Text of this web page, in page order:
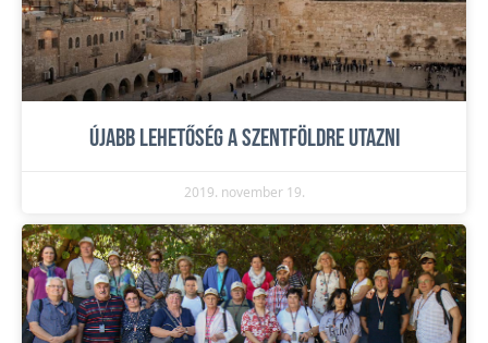
Újabb lehetőség a Szentföldre utazni
2019. november 19.